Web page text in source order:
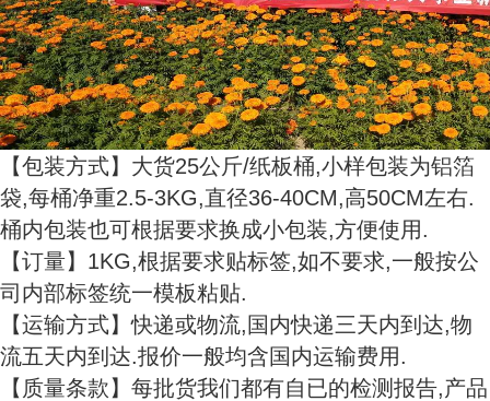
【包装方式】大货25公斤/纸板桶,小样包装为铝箔
袋,每桶净重2.5-3KG,直径36-40CM,高50CM左右.
桶内包装也可根据要求换成小包装,方便使用.
【订量】1KG,根据要求贴标签,如不要求,一般按公
司内部标签统一模板粘贴.
【运输方式】快递或物流,国内快递三天内到达,物
流五天内到达.报价一般均含国内运输费用.
【质量条款】每批货我们都有自已的检测报告,产品